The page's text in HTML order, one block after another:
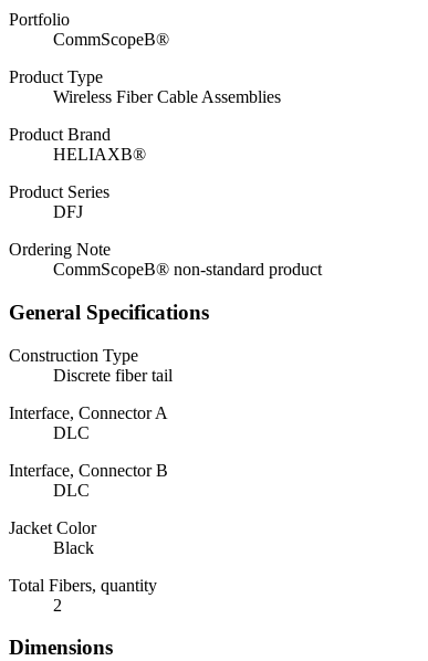
Portfolio
CommScopeВ®
Product Type
Wireless Fiber Cable Assemblies
Product Brand
HELIAXВ®
Product Series
DFJ
Ordering Note
CommScopeВ® non-standard product
General Specifications
Construction Type
Discrete fiber tail
Interface, Connector A
DLC
Interface, Connector B
DLC
Jacket Color
Black
Total Fibers, quantity
2
Dimensions